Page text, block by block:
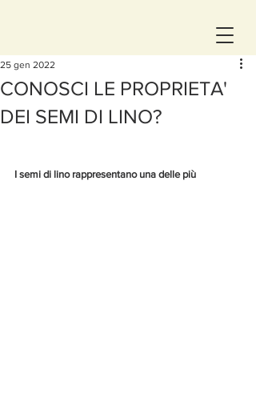
CONOSCI LE PROPRIETA'
DEI SEMI DI LINO?
25 gen 2022
I semi di lino rappresentano una delle più